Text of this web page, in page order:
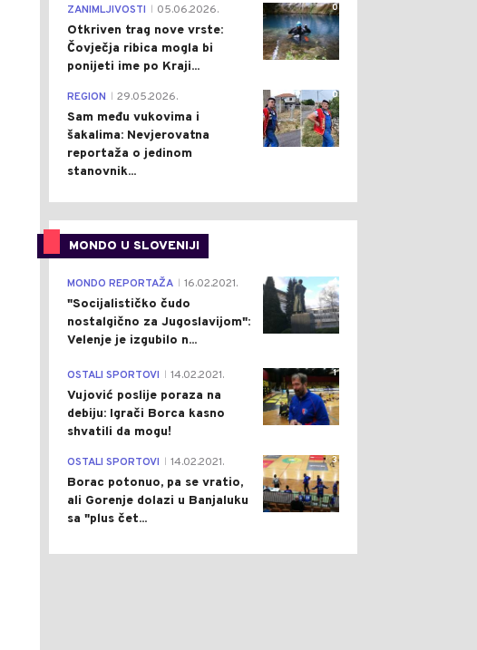
0
ZANIMLJIVOSTI 05.06.2026.
Otkriven trag nove vrste:
Čovječja ribica mogla bi
ponijeti ime po Kraji...
0
REGION 29.05.2026.
Sam među vukovima i
šakalima: Nevjerovatna
reportaža o jedinom
stanovnik...
MONDO U SLOVENIJI
4
MONDO REPORTAŽA 16.02.2021.
"Socijalističko čudo
nostalgično za Jugoslavijom":
Velenje je izgubilo n...
1
OSTALI SPORTOVI 14.02.2021.
Vujović poslije poraza na
debiju: Igrači Borca kasno
shvatili da mogu!
3
OSTALI SPORTOVI 14.02.2021.
Borac potonuo, pa se vratio,
ali Gorenje dolazi u Banjaluku
sa "plus čet...